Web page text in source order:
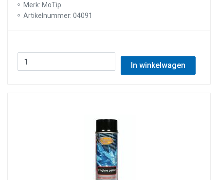
Merk: MoTip
Artikelnummer: 04091
In winkelwagen